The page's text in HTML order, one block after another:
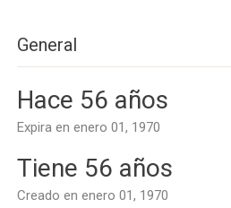
General
Hace 56 años
Expira en enero 01, 1970
Tiene 56 años
Creado en enero 01, 1970